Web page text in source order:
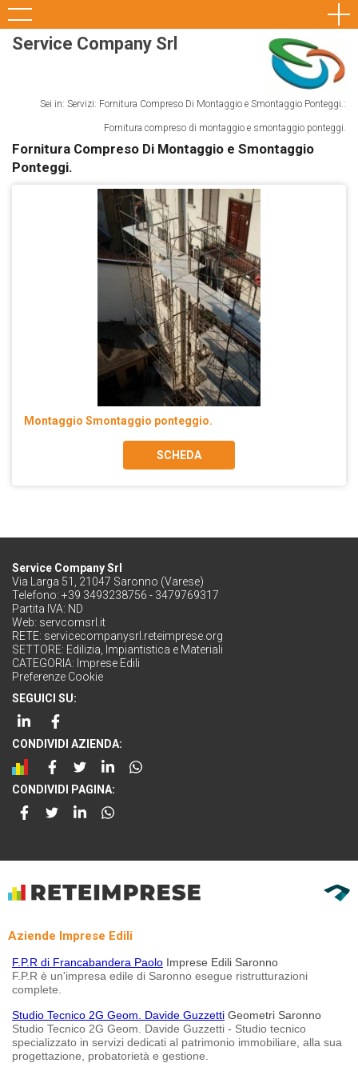
Service Company Srl
Sei in: Servizi: Fornitura Compreso Di Montaggio e Smontaggio Ponteggi.:
Fornitura compreso di montaggio e smontaggio ponteggi.
Fornitura Compreso Di Montaggio e Smontaggio
Ponteggi.
Montaggio Smontaggio ponteggio.
SCHEDA
Service Company Srl
Via Larga 51, 21047 Saronno (Varese)
Telefono: +39 3493238756 - 3479769317
Partita IVA: ND
Web: servcomsrl.it
RETE: servicecompanysrl.reteimprese.org
SETTORE: Edilizia, Impiantistica e Materiali
CATEGORIA: Imprese Edili
Preferenze Cookie
SEGUICI SU:
CONDIVIDI AZIENDA:
CONDIVIDI PAGINA:
Aziende Imprese Edili
F.P.R di Francabandera Paolo Imprese Edili Saronno
F.P.R è un'impresa edile di Saronno esegue ristrutturazioni
complete.
Studio Tecnico 2G Geom. Davide Guzzetti Geometri Saronno
Studio Tecnico 2G Geom. Davide Guzzetti - Studio tecnico
specializzato in servizi dedicati al patrimonio immobiliare, alla sua
progettazione, probatorietà e gestione.